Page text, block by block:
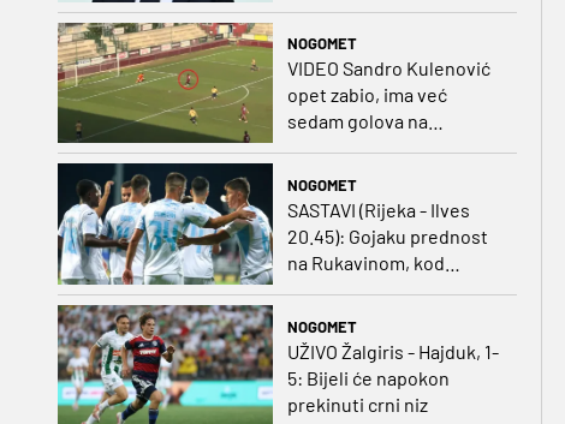
NOGOMET
VIDEO Sandro Kulenović
opet zabio, ima već
sedam golova na
pripremama
NOGOMET
SASTAVI (Rijeka - Ilves
20.45): Gojaku prednost
na Rukavinom, kod
Finaca bivši vratar
NOGOMET
UŽIVO Žalgiris - Hajduk, 1-
5: Bijeli će napokon
prekinuti crni niz